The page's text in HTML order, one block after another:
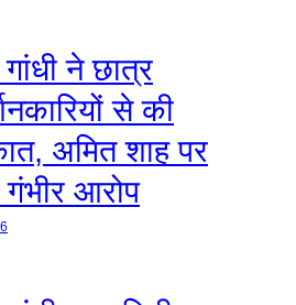
ने छात्र
से की
अमित शाह पर
गंभीर आरोप